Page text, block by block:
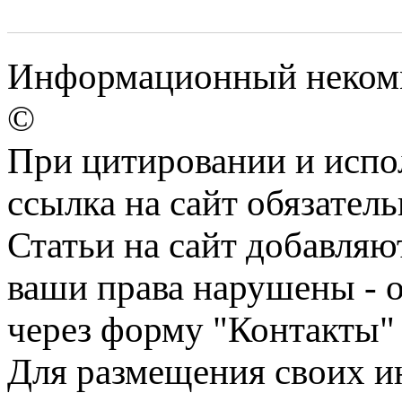
Информационный
©
При цитировании и
ссылка на сайт
Статьи на сайт
ваши права нарушены -
через форму "Контакты"
Для размещения своих